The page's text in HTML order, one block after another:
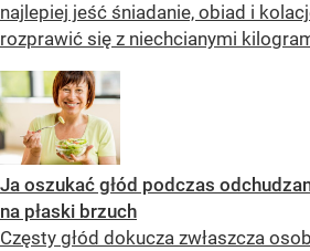
najlepiej jeść śniadanie, obiad i
rozprawić się z niechcianymi
Ja oszukać głód podczas
na płaski brzuch
Częsty głód dokucza zwłaszcza